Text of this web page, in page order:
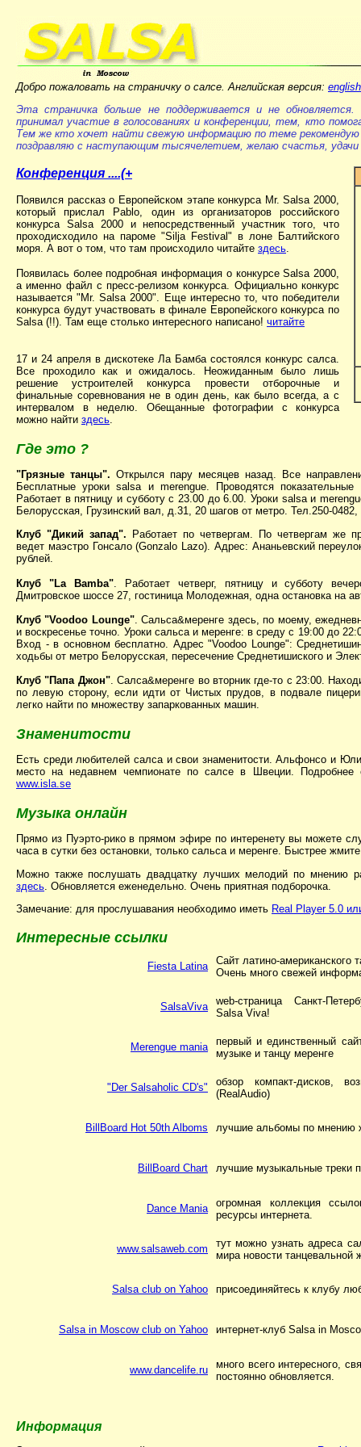
Добро пожаловать на страничку о салсе. Английская версия:
Эта страничка больше не поддерживается и не
принимал участие в голосованиях и конференции, тем, кто
Тем же кто хочет найти свежую информацию по теме
поздравляю с наступающим тысячелетием, желаю счастья,
Конференция ....(+
Появился рассказ о Европейском этапе конкурса Mr. Salsa 2000,
который прислал Pablo, один из организаторов российского
конкурса Salsa 2000 и непосредственный участник того, что
проходисходило на пароме "Silja Festival" в лоне Балтийского
моря. А вот о том, что там происходило читайте здесь.
Появилась более подробная информация о конкурсе Salsa 2000,
а именно файл с пресс-релизом конкурса. Официально конкурс
называется "Mr. Salsa 2000". Еще интересно то, что победители
конкурса будут участвовать в финале Европейского конкурса по
Salsa (!!). Там еще столько интересного написано! читайте
17 и 24 апреля в дискотеке Ла Бамба состоялся конкурс салса.
Все проходило как и ожидалось. Неожиданным было лишь
решение устроителей конкурса провести отборочные и
финальные соревнования не в один день, как было всегда, а с
интервалом в неделю. Обещанные фотографии с конкурса
можно найти здесь.
Где это ?
"Грязные танцы". Открылся пару месяцев назад. Все
Бесплатные уроки salsa и merengue. Проводятся показательные
Работает в пятницу и субботу с 23.00 до 6.00. Уроки salsa и
Белорусская, Грузинский вал, д.31, 20 шагов от метро. Тел.250-
Клуб "Дикий запад". Работает по четвергам. По четвергам же
ведет маэстро Гонсало (Gonzalo Lazo). Адрес: Ананьевский
рублей.
Клуб "La Bamba". Работает четверг, пятницу и субботу
Дмитровское шоссе 27, гостиница Молодежная, одна остановка на
Клуб "Voodoo Lounge". Сальса&меренге здесь, по моему,
и воскресенье точно. Уроки сальса и меренге: в среду с 19:00 до
Вход - в основном бесплатно. Адрес "Voodoo Lounge":
ходьбы от метро Белорусская, пересечение Среднетишиского и
Клуб "Папа Джон". Салса&меренге во вторник где-то с 23:00.
по левую сторону, если идти от Чистых прудов, в подвале
легко найти по множеству запаркованных машин.
Знаменитости
Есть среди любителей салса и свои знаменитости. Альфонсо и
место на недавнем чемпионате по салсе в Швеции. Подробнее
www.isla.se
Музыка онлайн
Прямо из Пуэрто-рико в прямом эфире по интеренету вы можете
часа в сутки без остановки, только сальса и меренге. Быстрее
Можно также послушать двадцатку лучших мелодий по мнению
здесь . Обновляется еженедельно. Очень приятная подборочка.
Замечание: для прослушавания необходимо иметь Real Player 5.0
Интересные ссылки
Fiesta Latina
Сайт латино-американского
Очень много свежей
SalsaViva
web-страница Санкт-
Salsa Viva!
Merengue mania
первый и единственный
музыке и танцу меренге
"Der Salsaholic CD's"
обзор компакт-дисков,
(RealAudio)
BillBoard Hot 50th Alboms лучшие альбомы по мнению
BillBoard Chart лучшие музыкальные треки
Dance Mania
огромная коллекция
ресурсы интернета.
www.salsaweb.com
тут можно узнать адреса
мира новости танцевальной
Salsa club on Yahoo присоединяйтесь к клубу
Salsa in Moscow club on Yahoo интернет-клуб Salsa in
www.dancelife.ru
много всего интересного,
постоянно обновляется.
Информация